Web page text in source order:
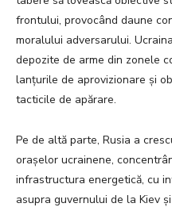
frontului, provocând daune
moralului adversarului.
depozite de arme din zonele
lanțurile de aprovizionare și
tacticile de apărare.
Pe de altă parte, Rusia a
orașelor ucrainene,
infrastructura energetică, cu
asupra guvernului de la Kiev